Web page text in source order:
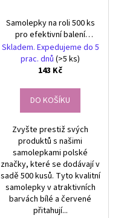
Samolepky na roli 500 ks
pro efektivní balení
produktů od polské
značky
Skladem. Expedujeme do 5
prac. dnů (>5 ks)
143 Kč
DO KOŠÍKU
Zvyšte prestiž svých
produktů s našimi
samolepkami polské
značky, které se dodávají v
sadě 500 kusů. Tyto kvalitní
samolepky v atraktivních
barvách bílé a červené
přitahují...